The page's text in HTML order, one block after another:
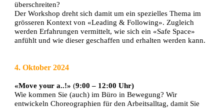
überschreiten?
Der Workshop dreht sich damit um ein spezielles Thema im
grösseren Kontext von «Leading & Following». Zugleich
werden Erfahrungen vermittelt, wie sich ein «Safe Space»
anfühlt und wie dieser geschaffen und erhalten werden kann.
4. Oktober 2024
«Move your a..!» (9:00 – 12:00 Uhr)
Wie kommen Sie (auch) im Büro in Bewegung? Wir
entwickeln Choreographien für den Arbeitsalltag, damit Sie